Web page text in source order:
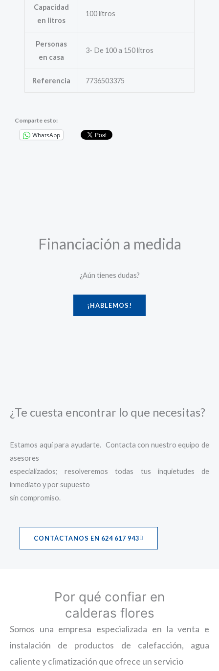
Capacidad
en litros
100 litros
Personas
en casa
3- De 100 a 150 litros
Referencia 7736503375
Comparte esto:
WhatsApp
Financiación a medida
¿Aún tienes dudas?
¡HABLEMOS!
¿Te cuesta encontrar lo que necesitas?
Estamos aquí para ayudarte. Contacta con nuestro equipo de
asesores
especializados; resolveremos todas tus inquietudes de
inmediato y por supuesto
sin compromiso.
CONTÁCTANOS EN 624 617 943
Por qué confiar en
calderas flores
Somos una empresa especializada en la venta e
instalación de productos de calefacción, agua
caliente y climatización que ofrece un servicio